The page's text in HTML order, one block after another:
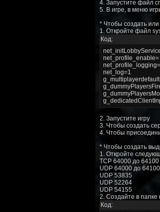
4. Запустите файл
5. В игре, в меню
* Чтобы создать или
1. Откройте файл
Код:
net_profile_enable=
net_log=1
2. Запустите игру
3. Чтобы создать
4. Чтобы
* Чтобы создать
1. Откройте
TCP 64000 до 64100
UDP 64000 до 64100
UDP 53835
UDP 52264
UDP 54155
2. Создайте в
Код: